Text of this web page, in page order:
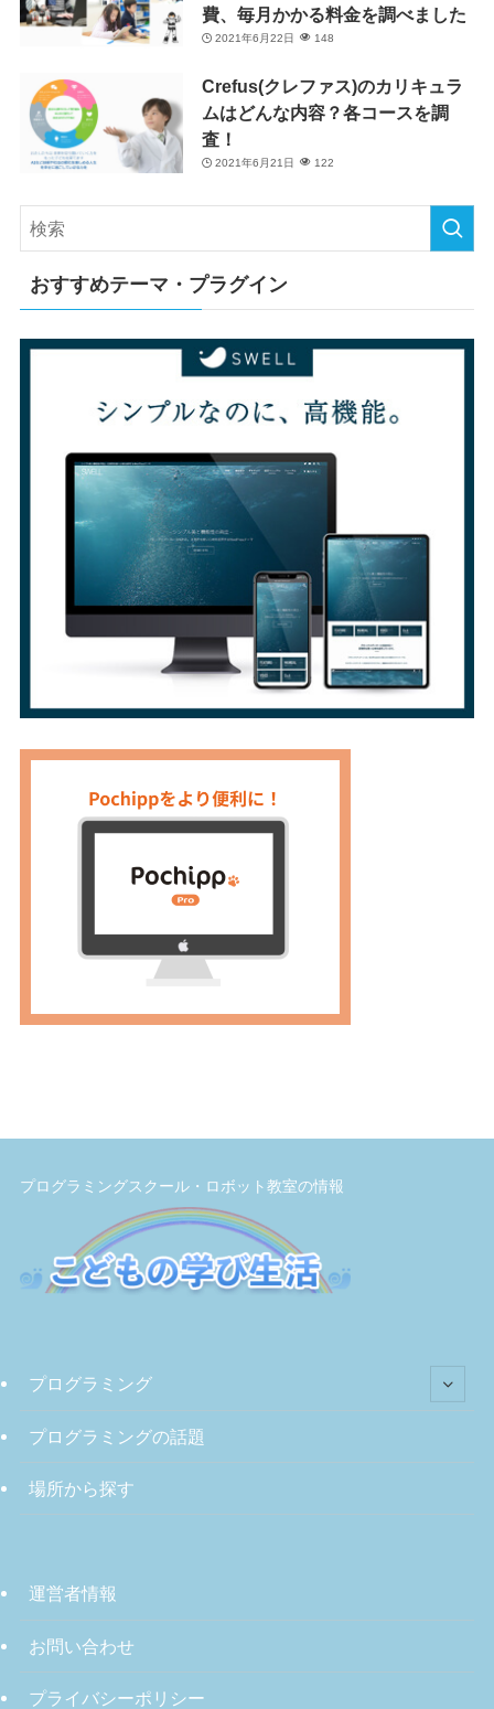
費、毎月かかる料金を調べました
2021年6月22日 148
Crefus(クレファス)のカリキュラ
ムはどんな内容？各コースを調
査！
2021年6月21日 122
おすすめテーマ・プラグイン
プログラミングスクール・ロボット教室の情報
プログラミング
プログラミングの話題
場所から探す
運営者情報
お問い合わせ
プライバシーポリシー